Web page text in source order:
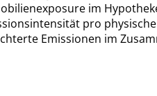
im
pro
Emissionen im